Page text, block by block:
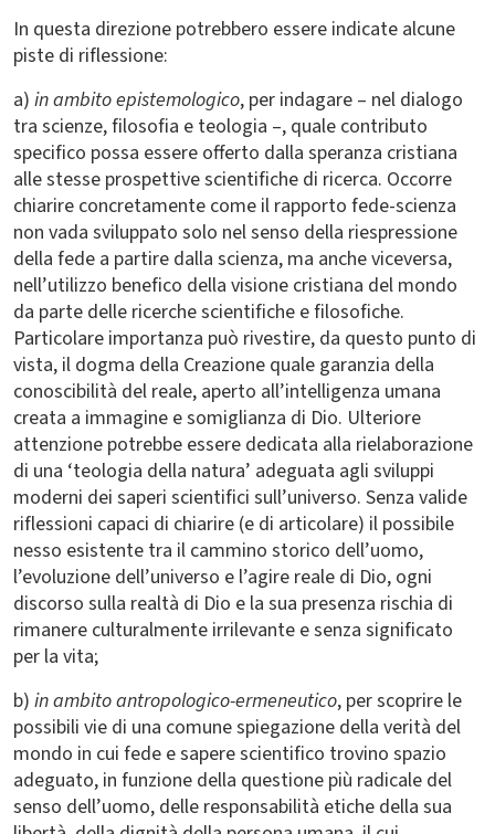
In questa direzione potrebbero essere indicate alcune
piste di riflessione:
a) in ambito epistemologico, per indagare – nel dialogo
tra scienze, filosofia e teologia –, quale contributo
specifico possa essere offerto dalla speranza cristiana
alle stesse prospettive scientifiche di ricerca. Occorre
chiarire concretamente come il rapporto fede-scienza
non vada sviluppato solo nel senso della riespressione
della fede a partire dalla scienza, ma anche viceversa,
nell’utilizzo benefico della visione cristiana del mondo
da parte delle ricerche scientifiche e filosofiche.
Particolare importanza può rivestire, da questo punto di
vista, il dogma della Creazione quale garanzia della
conoscibilità del reale, aperto all’intelligenza umana
creata a immagine e somiglianza di Dio. Ulteriore
attenzione potrebbe essere dedicata alla rielaborazione
di una ‘teologia della natura’ adeguata agli sviluppi
moderni dei saperi scientifici sull’universo. Senza valide
riflessioni capaci di chiarire (e di articolare) il possibile
nesso esistente tra il cammino storico dell’uomo,
l’evoluzione dell’universo e l’agire reale di Dio, ogni
discorso sulla realtà di Dio e la sua presenza rischia di
rimanere culturalmente irrilevante e senza significato
per la vita;
b) in ambito antropologico-ermeneutico, per scoprire le
possibili vie di una comune spiegazione della verità del
mondo in cui fede e sapere scientifico trovino spazio
adeguato, in funzione della questione più radicale del
senso dell’uomo, delle responsabilità etiche della sua